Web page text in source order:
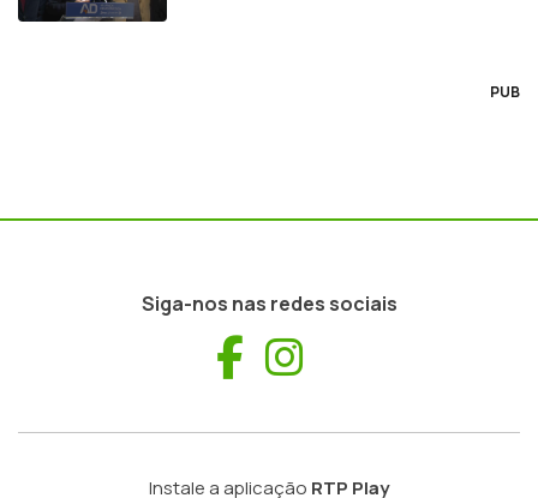
PUB
Siga-nos nas redes sociais
Facebook
Instale a aplicação RTP Play